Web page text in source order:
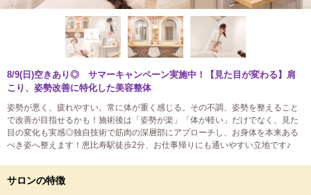
8/9(日)空きあり◎ サマーキャンペーン実施中！【見た目が変わる】肩
こり、姿勢改善に特化した美容整体
姿勢が悪く、疲れやすい。常に体が重く感じる。その不調、姿勢を整えること
で改善が目指せるかも！施術後は「姿勢が楽」「体が軽い」だけでなく、見た
目の変化も実感◎独自技術で筋肉の深層部にアプローチし、お身体を本来ある
べき姿へ整えます！恵比寿駅徒歩2分、お仕事帰りにも通いやすい立地です♪
サロンの特徴